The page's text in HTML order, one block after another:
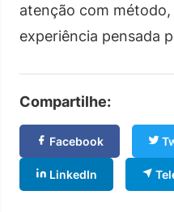
atenção com
experiência pensada
Compartilhe:
Facebook
LinkedIn